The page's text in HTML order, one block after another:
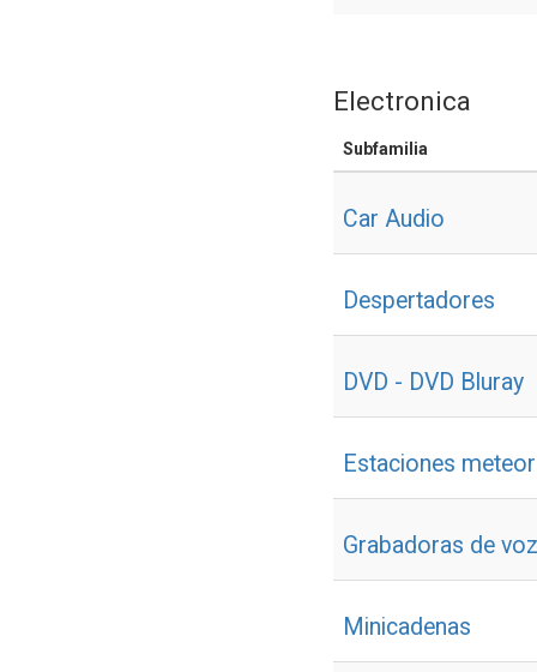
Electronica
Subfamilia
Car Audio
Despertadores
DVD - DVD Bluray
Estaciones
Grabadoras de voz
Minicadenas